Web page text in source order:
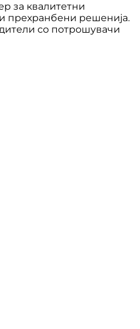
за квалитетни
прехранбени решенија.
со потрошувачи